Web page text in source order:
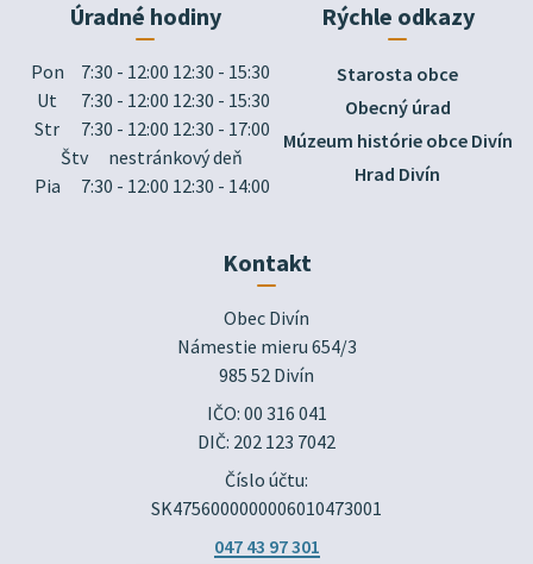
Úradné hodiny
Pon
7:30 - 12:00 12:30 - 15:30
Ut
7:30 - 12:00 12:30 - 15:30
Str
7:30 - 12:00 12:30 - 17:00
Štv
nestránkový deň
Pia
7:30 - 12:00 12:30 - 14:00
Rýchle odkazy
Starosta obce
Obecný úrad
Múzeum histórie obce Divín
Hrad Divín
Kontakt
Obec Divín
Námestie mieru 654/3
985 52 Divín
IČO: 00 316 041
DIČ: 202 123 7042
Číslo účtu:
SK4756000000006010473001
047 43 97 301